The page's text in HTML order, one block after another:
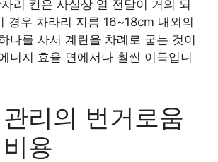
리 칸은 사실상 열 전달이 거의 되
경우 차라리 지름 16~18cm 내외의
나를 사서 계란을 차례로 굽는 것이
너지 효율 면에서나 훨씬 이득입니
리의 번거로움
용